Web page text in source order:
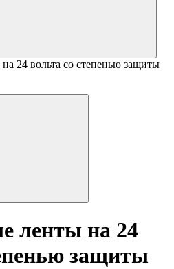
24 вольта со степенью защиты
ленты на 24
защиты